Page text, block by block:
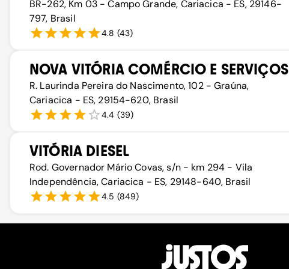
BR-262, Km 03 - Campo Grande, Cariacica - ES, 29146-
797, Brasil
4.8 (43)
NOVA VITÓRIA COMÉRCIO E SERVIÇOS
R. Laurinda Pereira do Nascimento, 102 - Graúna,
Cariacica - ES, 29154-620, Brasil
4.4 (39)
VITÓRIA DIESEL
Rod. Governador Mário Covas, s/n - km 294 - Vila
Independência, Cariacica - ES, 29148-640, Brasil
4.5 (849)